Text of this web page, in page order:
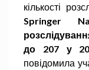
кількості
Springer
до 207 у
повідомила